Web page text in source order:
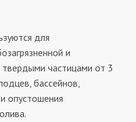
для
и
твердыми частицами от 3
бассейнов,
опустошения